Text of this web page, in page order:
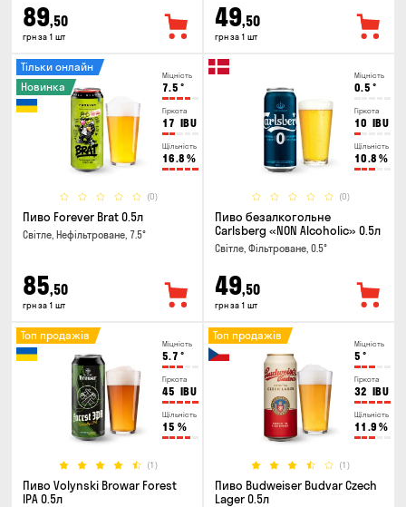
89,50
грн за 1 шт
49,50
грн за 1 шт
Міцність
7.5 °
Гіркота
17 IBU
Щільність
16.8 %
(0)
Тільки онлайн
Новинка
Пиво Forever Brat 0.5л
Світле, Нефільтроване, 7.5°
85,50
грн за 1 шт
Міцність
0.5 °
Гіркота
10 IBU
Щільність
10.8 %
(0)
Пиво безалкогольне
Carlsberg «NON Alcoholic» 0.5л
Світле, Фільтроване, 0.5°
49,50
грн за 1 шт
Міцність
5.7 °
Гіркота
45 IBU
Щільність
15 %
(1)
Топ продажів
Пиво Volynski Browar Forest
IPA 0.5л
Міцність
5 °
Гіркота
32 IBU
Щільність
11.9 %
(1)
Топ продажів
Пиво Budweiser Budvar Czech
Lager 0.5л